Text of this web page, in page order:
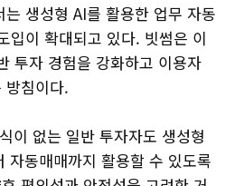
는 생성형 AI를 활용한 업무 자동
입이 확대되고 있다. 빗썸은 이
투자 경험을 강화하고 이용자
방침이다.
이 없는 일반 투자자도 생성형
자동매매까지 활용할 수 있도록